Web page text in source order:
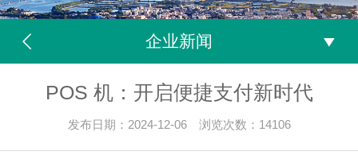
企业新闻
POS 机：开启便捷支付新时代
发布日期：2024-12-06 浏览次数：14106